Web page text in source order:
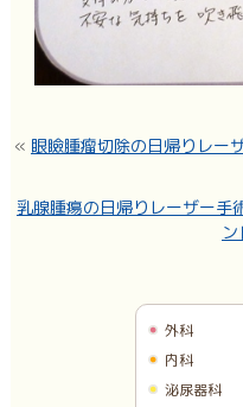
« 眼瞼腫瘤切除の日帰りレー
乳腺腫瘍の日帰りレーザー手
外科
内科
泌尿器科